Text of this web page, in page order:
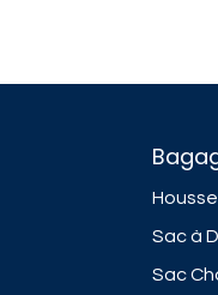
Sac à
Sac